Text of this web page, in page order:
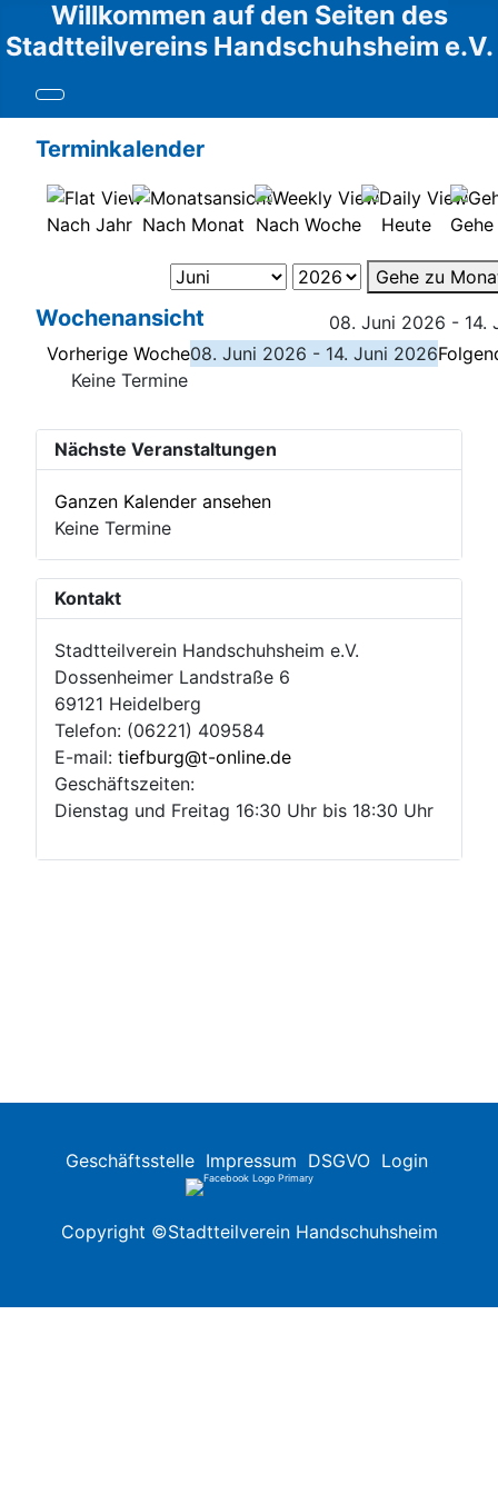
Willkommen auf den Seiten des
Stadtteilvereins Handschuhsheim e.V.
Terminkalender
Nach Jahr Nach Monat Nach Woche Heute
Gehe zu
Wochenansicht
08. Juni 2026 - 14.
Vorherige Woche08. Juni 2026 - 14. Juni 2026
Keine Termine
Nächste Veranstaltungen
Ganzen Kalender ansehen
Keine Termine
Kontakt
Stadtteilverein Handschuhsheim e.V.
Dossenheimer Landstraße 6
69121 Heidelberg
Telefon: (06221) 409584
E-mail: tiefburg@t-online.de
Geschäftszeiten:
Dienstag und Freitag 16:30 Uhr bis 18:30 Uhr
Geschäftsstelle Impressum DSGVO Login
Copyright ©Stadtteilverein Handschuhsheim